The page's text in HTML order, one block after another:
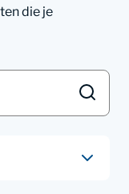
die je